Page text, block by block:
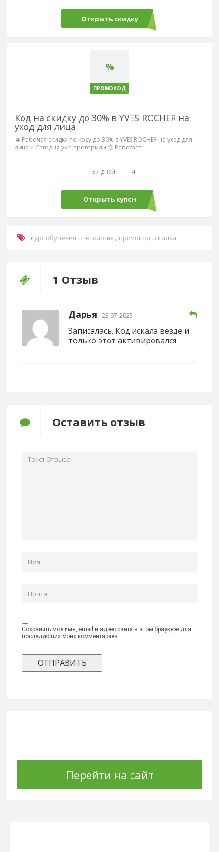
Открыть скидку
%
ПРОМОКОД
Код на скидку до 30% в YVES ROCHER на
уход для лица
🔥 Рабочая скидка по коду до 30% в YVES ROCHER на уход для
лица✅ Сегодня уже проверили 👌 Работает!
37 дней 4
Открыть купонSale50
курс обучения , Нетология , промокод, скидка
1 Отзыв
Дарья 23-07-2025
Записалась. Код искала везде и
только этот активировался
Оставить отзыв
Сохранить моё имя, email и адрес сайта в этом браузере для
последующих моих комментариев.
Перейти на сайт